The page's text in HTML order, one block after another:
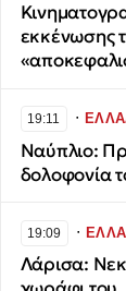
εκκένωσης
19:11 ∙
Ναύπλιο:
δολοφονία
19:09 ∙
Λάρισα: